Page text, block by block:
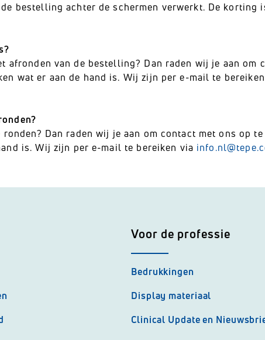
bestelling achter de schermen verwerkt. De korting
afronden van de bestelling? Dan raden wij je aan om
wat er aan de hand is. Wij zijn per e-mail te
Dan raden wij je aan om contact met ons op
is. Wij zijn per e-mail te bereiken via
Voor de professie
Bedrukkingen
Display materiaal
Clinical Update en